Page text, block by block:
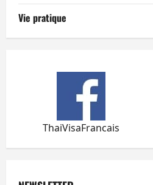
Vie pratique
ThaiVisaFrancais